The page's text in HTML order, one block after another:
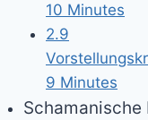
10 Minutes
2.9
9 Minutes
Schamanische